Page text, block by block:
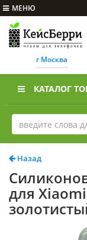
МЕНЮ
г Москва
КАТАЛОГ
Назад
для